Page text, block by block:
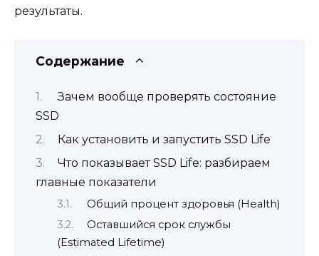
результаты.
Содержание
Зачем вообще проверять состояние
SSD
Как установить и запустить SSD Life
Что показывает SSD Life: разбираем
главные показатели
Общий процент здоровья (Health)
Оставшийся срок службы
(Estimated Lifetime)